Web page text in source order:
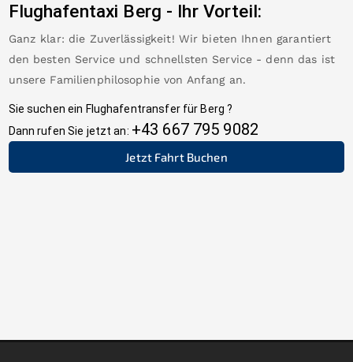
Flughafentaxi Berg - Ihr Vorteil:
Ganz klar: die Zuverlässigkeit! Wir bieten Ihnen garantiert
den besten Service und schnellsten Service - denn das ist
unsere Familienphilosophie von Anfang an.
Sie suchen ein Flughafentransfer für Berg ?
Dann rufen Sie jetzt an: +43 667 795 9082
Jetzt Fahrt Buchen